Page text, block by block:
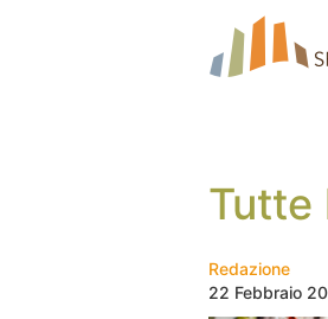
Tutte
Redazione
22 Febbraio